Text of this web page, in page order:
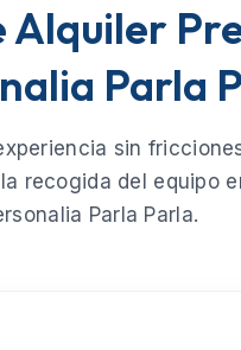
Alquiler
Parla
sin
recogida del equipo
Parla Parla.